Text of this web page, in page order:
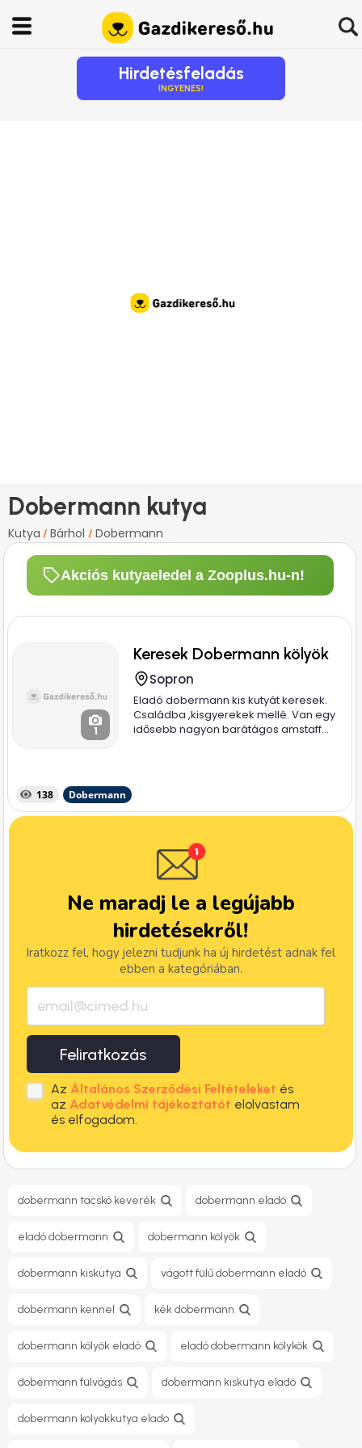
Hirdetésfeladás
INGYENES!
Dobermann kutya
Kutya / Bárhol / Dobermann
Akciós kutyaeledel a Zooplus.hu-n!
1
Keresek Dobermann kölyök
Sopron
Eladó dobermann kis kutyát keresek.
Családba ,kisgyerekek mellé. Van egy
idősebb nagyon barátágos amstaff...
138 Dobermann
Ne maradj le a legújabb
hirdetésekről!
Iratkozz fel, hogy jelezni tudjunk ha új hirdetést adnak fel
ebben a kategóriában.
Feliratkozás
Az Általános Szerződési Feltételeket és
az Adatvédelmi tájékoztatót elolvastam
és elfogadom.
dobermann tacskó keverék dobermann eladó
eladó dobermann dobermann kölyök
dobermann kiskutya vágott fülű dobermann eladó
dobermann kennel kék dobermann
dobermann kölyök eladó eladó dobermann kölykök
dobermann fülvágás dobermann kiskutya eladó
dobermann kolyokkutya elado